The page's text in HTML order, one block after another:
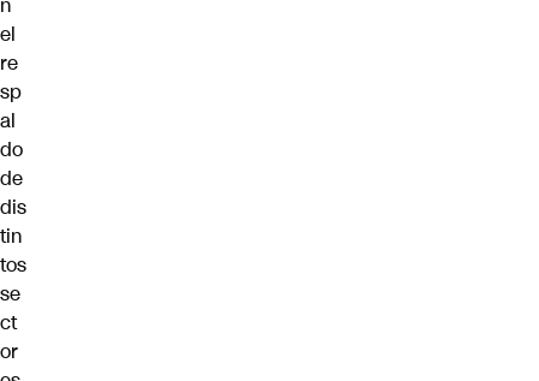
el
re
sp
al
do
de
dis
tin
tos
se
ct
or